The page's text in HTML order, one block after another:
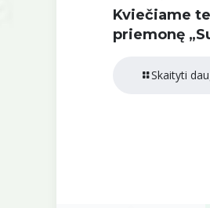
Kviečiame
priemonę
Skaityti